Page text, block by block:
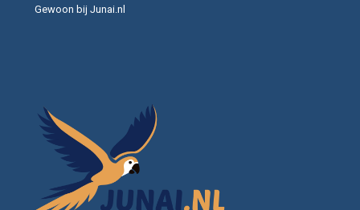
Gewoon bij Junai.nl